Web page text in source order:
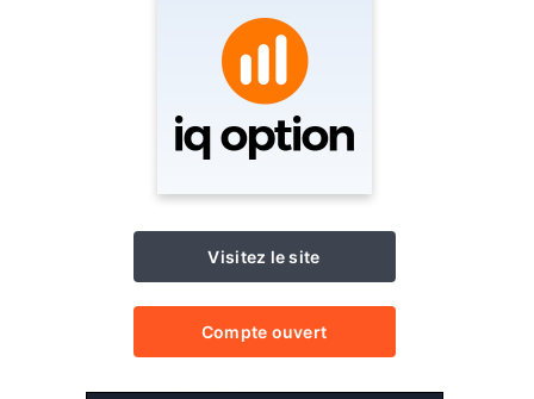
Visitez le site
Compte ouvert